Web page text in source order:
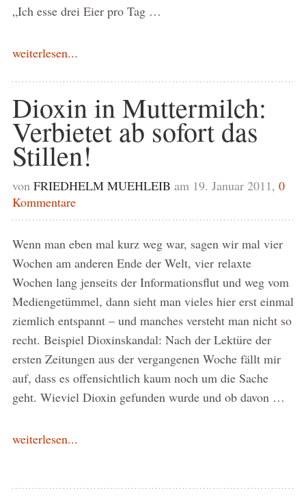
„Ich esse drei Eier pro Tag …
weiterlesen...
Dioxin in Muttermilch:
Verbietet ab sofort das
Stillen!
von FRIEDHELM MUEHLEIB am 19. Januar 2011, 0
Kommentare
Wenn man eben mal kurz weg war, sagen wir mal vier
Wochen am anderen Ende der Welt, vier relaxte
Wochen lang jenseits der Informationsflut und weg vom
Mediengetümmel, dann sieht man vieles hier erst einmal
ziemlich entspannt – und manches versteht man nicht so
recht. Beispiel Dioxinskandal: Nach der Lektüre der
ersten Zeitungen aus der vergangenen Woche fällt mir
auf, dass es offensichtlich kaum noch um die Sache
geht. Wieviel Dioxin gefunden wurde und ob davon …
weiterlesen...